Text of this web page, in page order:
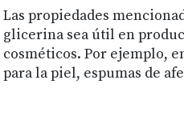
Las propiedades
glicerina sea útil en
cosméticos. Por ejemplo,
para la piel, espumas de